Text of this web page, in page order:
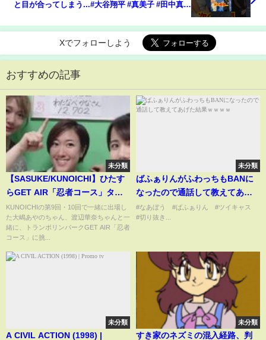
と目が合ってしまう...#大谷翔平 #真美子 #田中真美
Xでフォローしよう
おすすめの記事
未分類
【SASUKE/KUNOICHI】ひたす
らGET AIR「忍者コース」タイ
ムアタック
KUNOICHIの第9回・10回で一緒に出場し
た大嶋あやのちゃん、渡辺華奈ちゃんと一
緒に、トランポリンパークGET AIR「忍者
コース」に挑...
未分類
ばふぁりんがふわっちもBANに
なったので通話して教えてあげ
た結果ｗｗｗｗ
#なあぼう #ばふぁりん #ツイキャス
#切り抜き...
未分類
A CIVIL ACTION (1998) |
未分類
すき家のネズミの混入経路、判